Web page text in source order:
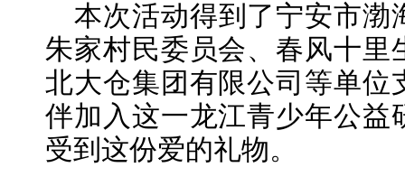
本次活动得到了宁安市渤
朱家村民委员会、春风十
北大仓集团有限公司等单位
伴加入这一龙江青少年公益
受到这份爱的礼物。